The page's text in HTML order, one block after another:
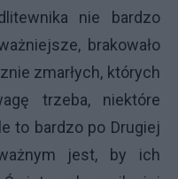
nie bardzo
brakowało
zmarłych, których
trzeba, niektóre
to bardzo po Drugiej
jest, by ich